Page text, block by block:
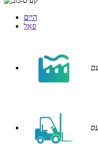
היים
פאַל